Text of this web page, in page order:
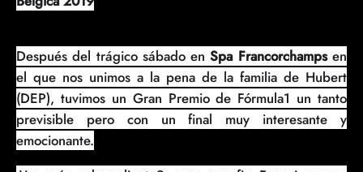
Después del trágico sábado enSpa Francorchampsen
el que nos unimos a la pena de la familia de Hubert
(DEP), tuvimos un Gran Premio de Fórmula1 un tanto
previsible pero con un final muy interesante y
emocionante.